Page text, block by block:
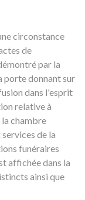
circonstance
de
par la
porte donnant sur
dans l'esprit
relative à
chambre
de la
funéraires
affichée dans la
ainsi que